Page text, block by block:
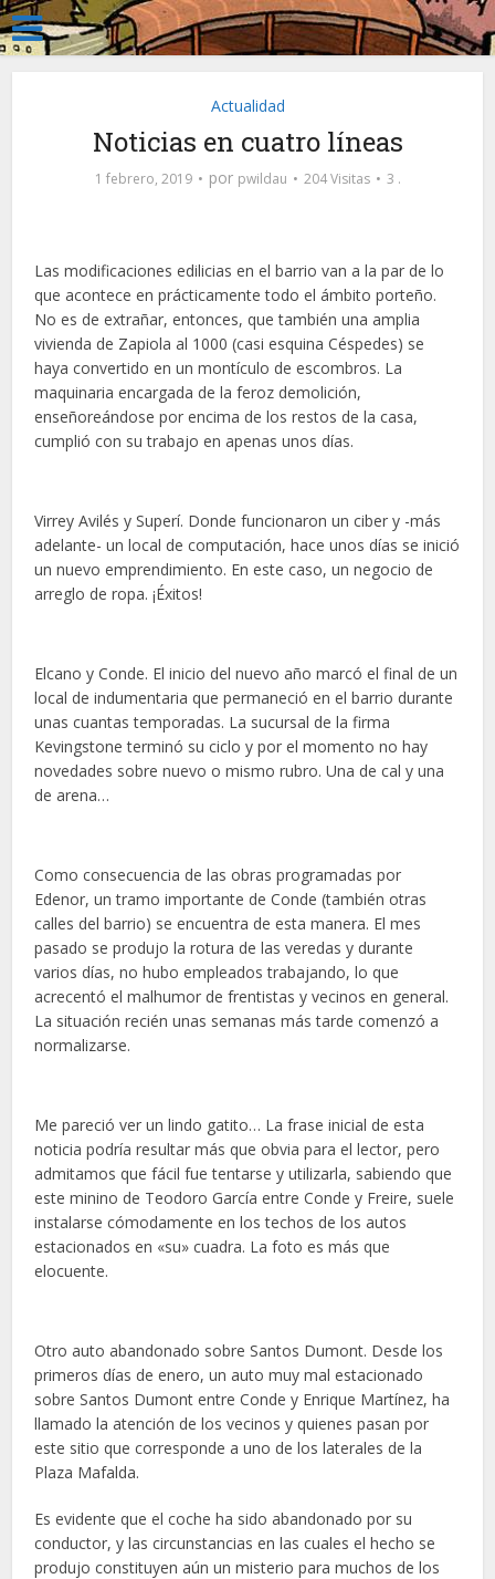
Actualidad
Noticias en cuatro líneas
1 febrero, 2019 por pwildau 204 Visitas 3 .
Las modificaciones edilicias en el barrio van a la par de lo
que acontece en prácticamente todo el ámbito porteño.
No es de extrañar, entonces, que también una amplia
vivienda de Zapiola al 1000 (casi esquina Céspedes) se
haya convertido en un montículo de escombros. La
maquinaria encargada de la feroz demolición,
enseñoreándose por encima de los restos de la casa,
cumplió con su trabajo en apenas unos días.
Virrey Avilés y Superí. Donde funcionaron un ciber y -más
adelante- un local de computación, hace unos días se inició
un nuevo emprendimiento. En este caso, un negocio de
arreglo de ropa. ¡Éxitos!
Elcano y Conde. El inicio del nuevo año marcó el final de un
local de indumentaria que permaneció en el barrio durante
unas cuantas temporadas. La sucursal de la firma
Kevingstone terminó su ciclo y por el momento no hay
novedades sobre nuevo o mismo rubro. Una de cal y una
de arena…
Como consecuencia de las obras programadas por
Edenor, un tramo importante de Conde (también otras
calles del barrio) se encuentra de esta manera. El mes
pasado se produjo la rotura de las veredas y durante
varios días, no hubo empleados trabajando, lo que
acrecentó el malhumor de frentistas y vecinos en general.
La situación recién unas semanas más tarde comenzó a
normalizarse.
Me pareció ver un lindo gatito… La frase inicial de esta
noticia podría resultar más que obvia para el lector, pero
admitamos que fácil fue tentarse y utilizarla, sabiendo que
este minino de Teodoro García entre Conde y Freire, suele
instalarse cómodamente en los techos de los autos
estacionados en «su» cuadra. La foto es más que
elocuente.
Otro auto abandonado sobre Santos Dumont. Desde los
primeros días de enero, un auto muy mal estacionado
sobre Santos Dumont entre Conde y Enrique Martínez, ha
llamado la atención de los vecinos y quienes pasan por
este sitio que corresponde a uno de los laterales de la
Plaza Mafalda.
Es evidente que el coche ha sido abandonado por su
conductor, y las circunstancias en las cuales el hecho se
produjo constituyen aún un misterio para muchos de los